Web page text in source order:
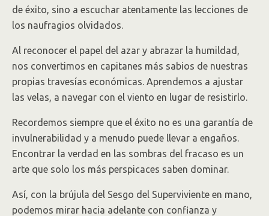
de éxito, sino a escuchar atentamente las lecciones de
los naufragios olvidados.
Al reconocer el papel del azar y abrazar la humildad,
nos convertimos en capitanes más sabios de nuestras
propias travesías económicas. Aprendemos a ajustar
las velas, a navegar con el viento en lugar de resistirlo.
Recordemos siempre que el éxito no es una garantía de
invulnerabilidad y a menudo puede llevar a engaños.
Encontrar la verdad en las sombras del fracaso es un
arte que solo los más perspicaces saben dominar.
Así, con la brújula del Sesgo del Superviviente en mano,
podemos mirar hacia adelante con confianza y